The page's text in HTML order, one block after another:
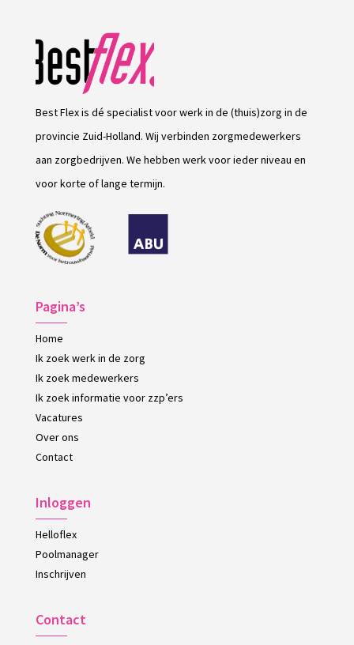
Best Flex is dé specialist voor werk in de (thuis)zorg in de
provincie Zuid-Holland. Wij verbinden zorgmedewerkers
aan zorgbedrijven. We hebben werk voor ieder niveau en
voor korte of lange termijn.
Pagina’s
Home
Ik zoek werk in de zorg
Ik zoek medewerkers
Ik zoek informatie voor zzp’ers
Vacatures
Over ons
Contact
Inloggen
Helloflex
Poolmanager
Inschrijven
Contact